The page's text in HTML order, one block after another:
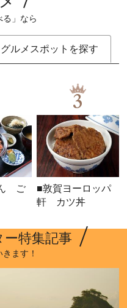
る」なら
グルメスポットを探す
ご
3
■敦賀ヨーロッパ
軒 カツ丼
ー特集記事
ます！